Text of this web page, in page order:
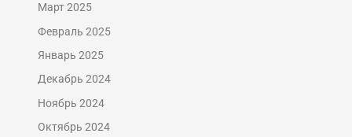
Март 2025
Февраль 2025
Январь 2025
Декабрь 2024
Ноябрь 2024
Октябрь 2024